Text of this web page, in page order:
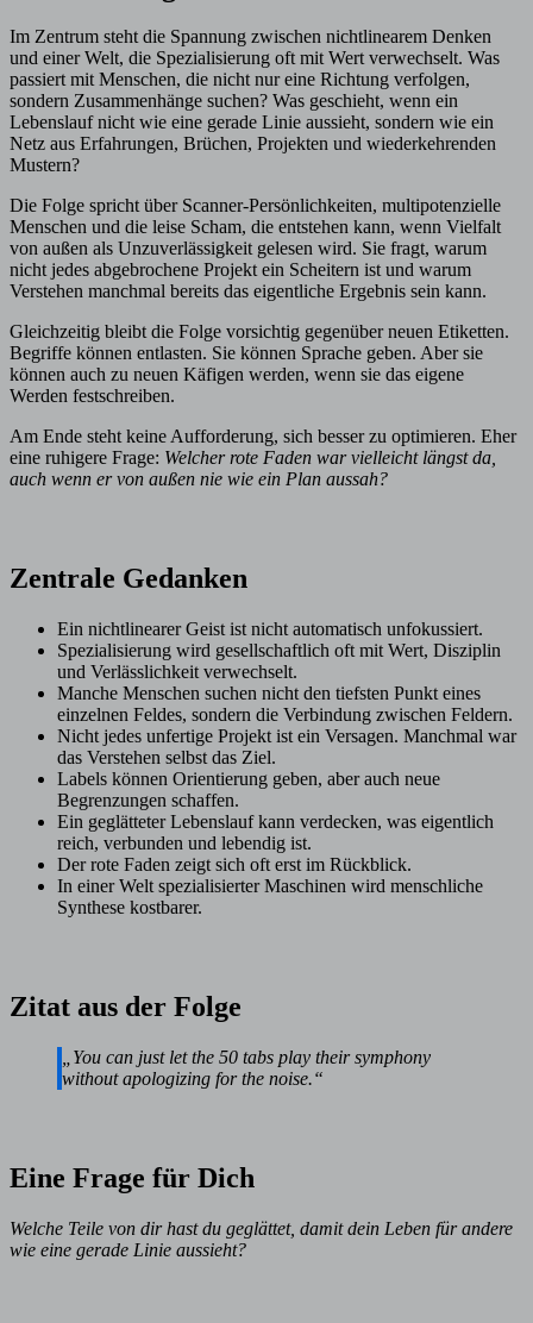
Im Zentrum steht die Spannung zwischen nichtlinearem Denken
und einer Welt, die Spezialisierung oft mit Wert verwechselt. Was
passiert mit Menschen, die nicht nur eine Richtung verfolgen,
sondern Zusammenhänge suchen? Was geschieht, wenn ein
Lebenslauf nicht wie eine gerade Linie aussieht, sondern wie ein
Netz aus Erfahrungen, Brüchen, Projekten und wiederkehrenden
Mustern?
Die Folge spricht über Scanner-Persönlichkeiten, multipotenzielle
Menschen und die leise Scham, die entstehen kann, wenn Vielfalt
von außen als Unzuverlässigkeit gelesen wird. Sie fragt, warum
nicht jedes abgebrochene Projekt ein Scheitern ist und warum
Verstehen manchmal bereits das eigentliche Ergebnis sein kann.
Gleichzeitig bleibt die Folge vorsichtig gegenüber neuen Etiketten.
Begriffe können entlasten. Sie können Sprache geben. Aber sie
können auch zu neuen Käfigen werden, wenn sie das eigene
Werden festschreiben.
Am Ende steht keine Aufforderung, sich besser zu optimieren. Eher
eine ruhigere Frage: Welcher rote Faden war vielleicht längst da,
auch wenn er von außen nie wie ein Plan aussah?
Zentrale Gedanken
Ein nichtlinearer Geist ist nicht automatisch unfokussiert.
Spezialisierung wird gesellschaftlich oft mit Wert, Disziplin
und Verlässlichkeit verwechselt.
Manche Menschen suchen nicht den tiefsten Punkt eines
einzelnen Feldes, sondern die Verbindung zwischen Feldern.
Nicht jedes unfertige Projekt ist ein Versagen. Manchmal war
das Verstehen selbst das Ziel.
Labels können Orientierung geben, aber auch neue
Begrenzungen schaffen.
Ein geglätteter Lebenslauf kann verdecken, was eigentlich
reich, verbunden und lebendig ist.
Der rote Faden zeigt sich oft erst im Rückblick.
In einer Welt spezialisierter Maschinen wird menschliche
Synthese kostbarer.
Zitat aus der Folge
„You can just let the 50 tabs play their symphony
without apologizing for the noise.“
Eine Frage für Dich
Welche Teile von dir hast du geglättet, damit dein Leben für andere
wie eine gerade Linie aussieht?